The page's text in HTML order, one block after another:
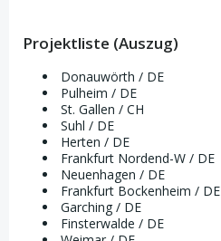
Projektliste (Auszug)
Donauwörth / DE
Pulheim / DE
St. Gallen / CH
Suhl / DE
Herten / DE
Frankfurt Nordend-W / DE
Neuenhagen / DE
Frankfurt Bockenheim / DE
Garching / DE
Finsterwalde / DE